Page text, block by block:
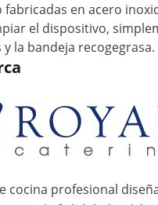
fabricadas en acero
el dispositivo,
la bandeja recogegrasa.
cocina profesional